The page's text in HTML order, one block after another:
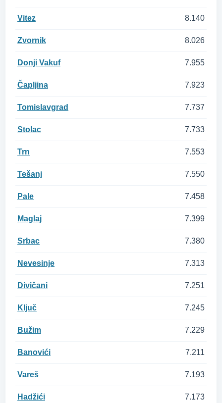
Vitez 8.140
Zvornik 8.026
Donji Vakuf 7.955
Čapljina 7.923
Tomislavgrad 7.737
Stolac 7.733
Trn 7.553
Tešanj 7.550
Pale 7.458
Maglaj 7.399
Srbac 7.380
Nevesinje 7.313
Divičani 7.251
Ključ 7.245
Bužim 7.229
Banovići 7.211
Vareš 7.193
Hadžići 7.173